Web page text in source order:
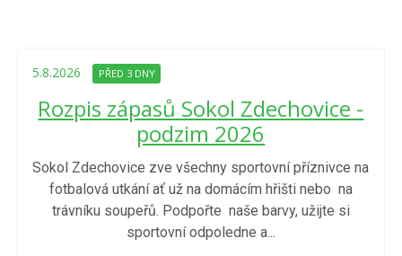
5.8.2026 PŘED 3 DNY
Rozpis zápasů Sokol Zdechovice -
podzim 2026
Sokol Zdechovice zve všechny sportovní příznivce na
fotbalová utkání ať už na domácím hřišti nebo na
trávníku soupeřů. Podpořte naše barvy, užijte si
sportovní odpoledne a...